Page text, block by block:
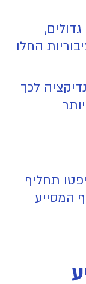
החלו
לכך
תחליף
המסייע